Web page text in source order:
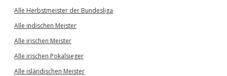
Alle Herbstmeister der Bundesliga
Alle indischen Meister
Alle irischen Meister
Alle irischen Pokalsieger
Alle isländischen Meister